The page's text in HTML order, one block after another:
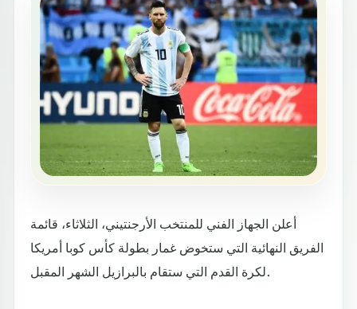
أعلن الجهاز الفني للمنتخب الأرجنتيني، الثلاثاء، قائمة
الفريق النهائية التي ستخوض غمار بطولة كأس كوبا أمريكا
لكرة القدم التي ستقام بالبرازيل الشهر المقبل.